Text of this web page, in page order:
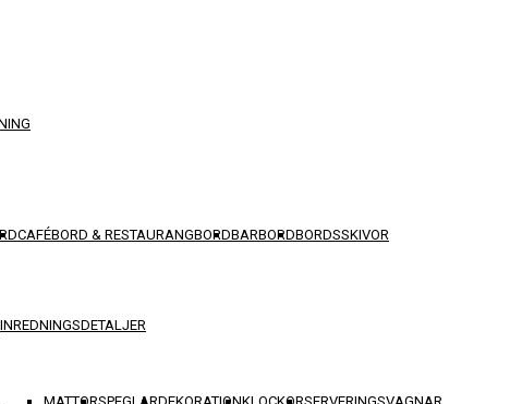
CAFÉBORD & RESTAURANGBORDBARBORDBORDSSKIVOR
INREDNINGSDETALJER